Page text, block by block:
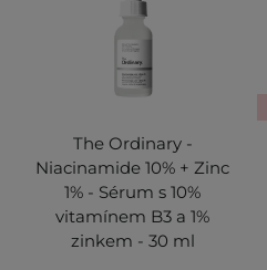
The Ordinary -
Niacinamide 10% + Zinc
1% - Sérum s 10%
vitamínem B3 a 1%
zinkem - 30 ml